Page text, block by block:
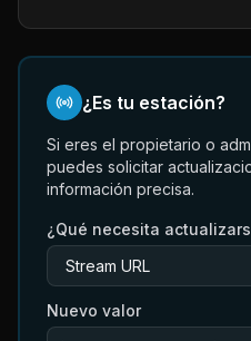
¿Es tu estación?
Si eres el propietario o
puedes solicitar
información precisa.
¿Qué necesita
Nuevo valor